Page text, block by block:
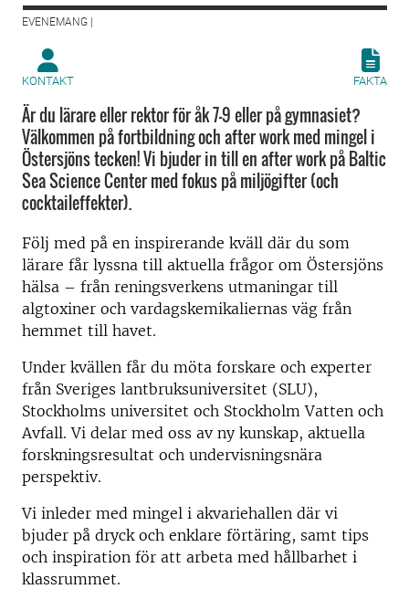
EVENEMANG |
KONTAKT FAKTA
Är du lärare eller rektor för åk 7–9 eller på gymnasiet?
Välkommen på fortbildning och after work med mingel i
Östersjöns tecken! Vi bjuder in till en after work på Baltic
Sea Science Center med fokus på miljögifter (och
cocktaileffekter).
Följ med på en inspirerande kväll där du som
lärare får lyssna till aktuella frågor om Östersjöns
hälsa – från reningsverkens utmaningar till
algtoxiner och vardagskemikaliernas väg från
hemmet till havet.
Under kvällen får du möta forskare och experter
från Sveriges lantbruksuniversitet (SLU),
Stockholms universitet och Stockholm Vatten och
Avfall. Vi delar med oss av ny kunskap, aktuella
forskningsresultat och undervisningsnära
perspektiv.
Vi inleder med mingel i akvariehallen där vi
bjuder på dryck och enklare förtäring, samt tips
och inspiration för att arbeta med hållbarhet i
klassrummet.